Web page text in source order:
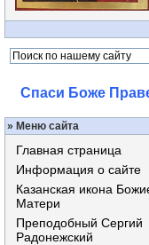
Спаси Боже
» Меню сайта
Главная страница
Информация о сайте
Казанская икона
Матери
Преподобный Сергий
Радонежский